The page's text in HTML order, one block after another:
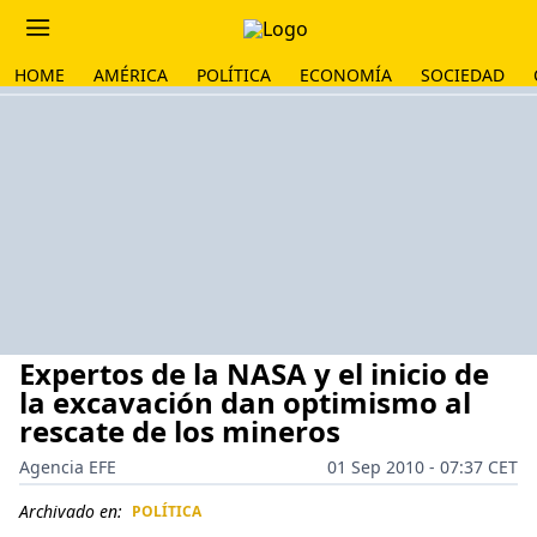
HOME AMÉRICA POLÍTICA ECONOMÍA SOCIEDAD
Expertos de la NASA y el inicio de
la excavación dan optimismo al
rescate de los mineros
Agencia EFE
01 Sep 2010 - 07:37 CET
Archivado en: POLÍTICA